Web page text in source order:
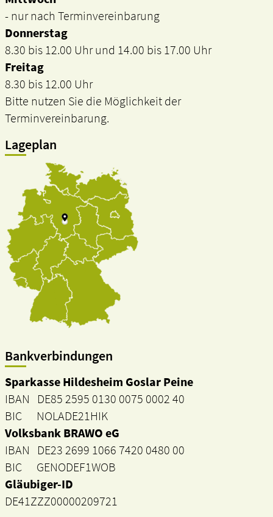
- nur nach Terminvereinbarung
Donnerstag
8.30 bis 12.00 Uhr und 14.00 bis 17.00 Uhr
Freitag
8.30 bis 12.00 Uhr
Bitte nutzen Sie die Möglichkeit der
Terminvereinbarung.
Lageplan
Bankverbindungen
Sparkasse Hildesheim Goslar Peine
IBAN DE85 2595 0130 0075 0002 40
BIC NOLADE21HIK
Volksbank BRAWO eG
IBAN DE23 2699 1066 7420 0480 00
BIC GENODEF1WOB
Gläubiger-ID
DE41ZZZ00000209721